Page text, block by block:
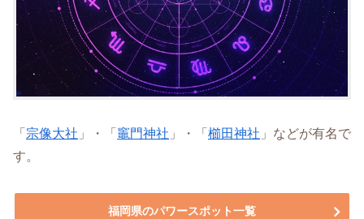
「 宗像大社 」・「 竈門神社 」・「 櫛田神社 」などが有名で
す。
福岡県のパワースポット一覧